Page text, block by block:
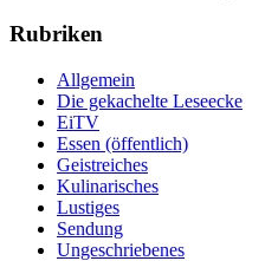
Rubriken
Allgemein
Die gekachelte Leseecke
EiTV
Essen (öffentlich)
Geistreiches
Kulinarisches
Lustiges
Sendung
Ungeschriebenes